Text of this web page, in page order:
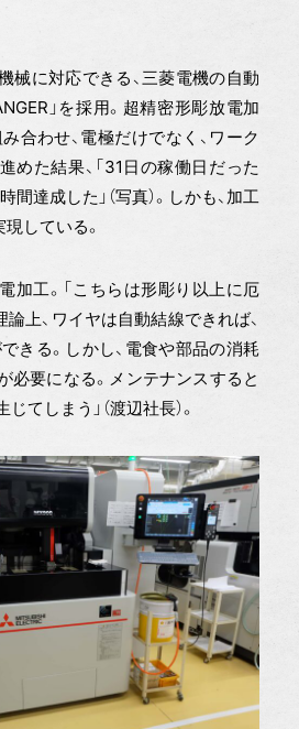
械に対応できる、三菱電機の自動
」を採用。超精密形彫放電加
合わせ、電極だけでなく、ワーク
めた結果、「31日の稼働日だった
達成した」（写真）。しかも、加工
している。
加工。「こちらは形彫り以上に厄
論上、ワイヤは自動結線できれば、
きる。しかし、電食や部品の消耗
必要になる。メンテナンスすると
てしまう」（渡辺社長）。